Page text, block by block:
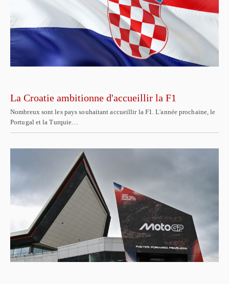
La Croatie ambitionne d'accueillir la F1
Nombreux sont les pays souhaitant accueillir la F1. L'année prochaine, le
Portugal et la Turquie…